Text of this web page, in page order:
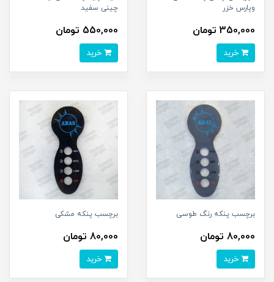
وپارس خزر
350,000 تومان
چینی سفید
550,000 تومان
برچسب پنکه رنگ طوسی
80,000 تومان
برچسب پنکه مشکی
80,000 تومان